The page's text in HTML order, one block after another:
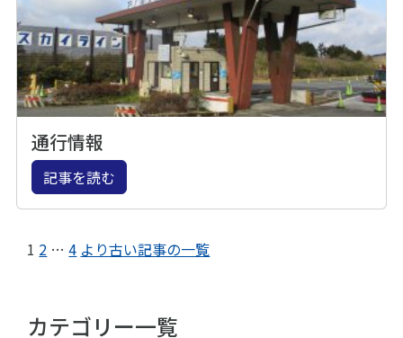
通行情報
記事を読む
1 2 … 4 より古い記事の一覧
カテゴリー一覧